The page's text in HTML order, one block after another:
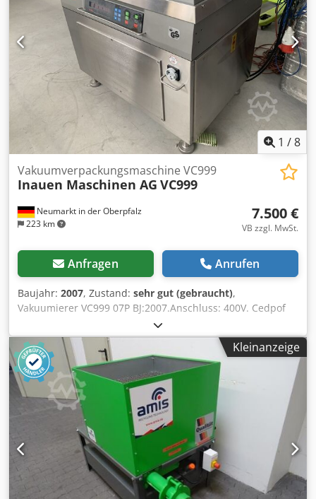
1 /8
Neumarkt in der Oberpfalz
223 km
Vakuumverpackungsmaschine VC999
Inauen Maschinen AG VC999
7.500 €
VB zzgl. MwSt.
Anfragen Anrufen
Baujahr: 2007, Zustand: sehr gut (gebraucht),
Vakuumierer VC999 07P BJ:2007.Anschluss: 400V. Cedpof
Srcfsfx Ap Eoha Maße Kammer ca. 88x50x15cm, mit 2x
CLFH 220 Rietschle Vakuumpumpen. Bj:1998 Leistung 2x
5.5 kW. Sehr guter Zustand, funktioniert einwandfrei.Kleinanzeige